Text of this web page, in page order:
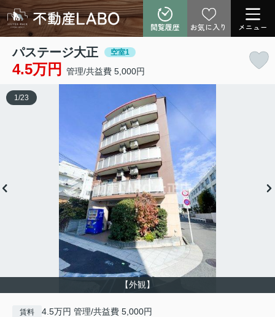
閲覧履歴 お気に入り メニュー
パステージ大正 空室1
4.5万円 管理/共益費 5,000円
【外観】
1 /23
賃料 4.5万円 管理/共益費 5,000円